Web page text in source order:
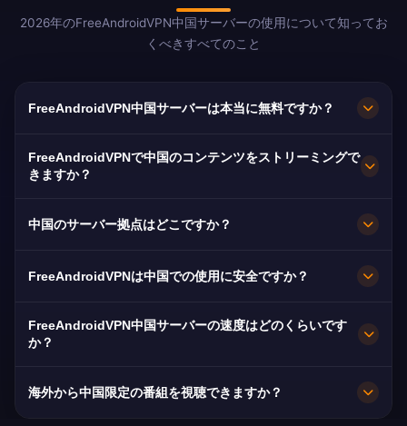
2026年のFreeAndroidVPN中国サーバーの使用について知ってお
くべきすべてのこと
FreeAndroidVPN中国サーバーは本当に無料ですか？
はい！FreeAndroidVPN中国サーバーは100%無料
です。中国国外から中国のコンテンツにアクセス
です。
FreeAndroidVPNで中国のコンテンツをストリーミングで
きますか？
デオ向けに最適化されています。中国のドラマ、
ングできます。
中国のサーバー拠点はどこですか？
に複数の高速サーバーを維持しています。全サー
バーは最大速度のための10Gbps接続を備えてい
ます。アプリでお好みの中国の都市を選択して、
マンスを得られます。
FreeAndroidVPNは中国での使用に安全ですか？
もちろんです。AES-256暗号化と厳格なノーログ
ポリシーで、中国のデジタルサービスにアクセス
FreeAndroidVPN中国サーバーの速度はどのくらいです
か？
10Gbpsサーバー。中国は平均速度150 Mbps、広
範な5Gカバレッジを備えた世界トップクラスのイ
海外から中国限定の番組を視聴できますか？